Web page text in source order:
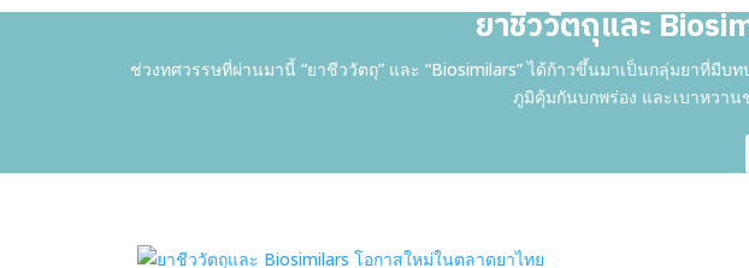
ยาชีววัตถุและ
ช่วงทศวรรษที่ผ่านมานี้ “ยาชีววัตถุ” และ “Biosimilars” ได้ก้าวขึ้นมาเป็นกลุ่มยาที่มี
ภูมิคุ้มกันบกพร่อง และเบาหวา